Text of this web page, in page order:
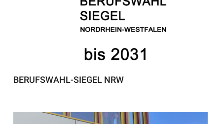
BERUFSWAHL-SIEGEL NRW